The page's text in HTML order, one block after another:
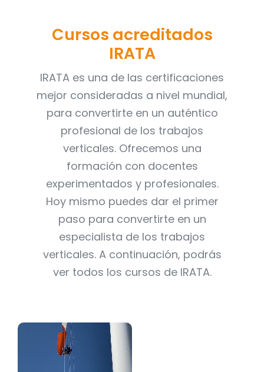
Cursos acreditados
IRATA
IRATA es una de las certificaciones
mejor consideradas a nivel mundial,
para convertirte en un auténtico
profesional de los trabajos
verticales. Ofrecemos una
formación con docentes
experimentados y profesionales.
Hoy mismo puedes dar el primer
paso para convertirte en un
especialista de los trabajos
verticales. A continuación, podrás
ver todos los cursos de IRATA.